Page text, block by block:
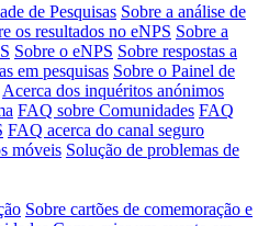
de Pesquisas Sobre a análise de
os resultados no eNPS Sobre a
Sobre o eNPS Sobre respostas a
em pesquisas Sobre o Painel de
Acerca dos inquéritos anónimos
FAQ sobre Comunidades FAQ
FAQ acerca do canal seguro
móveis Solução de problemas de
Sobre cartões de comemoração e